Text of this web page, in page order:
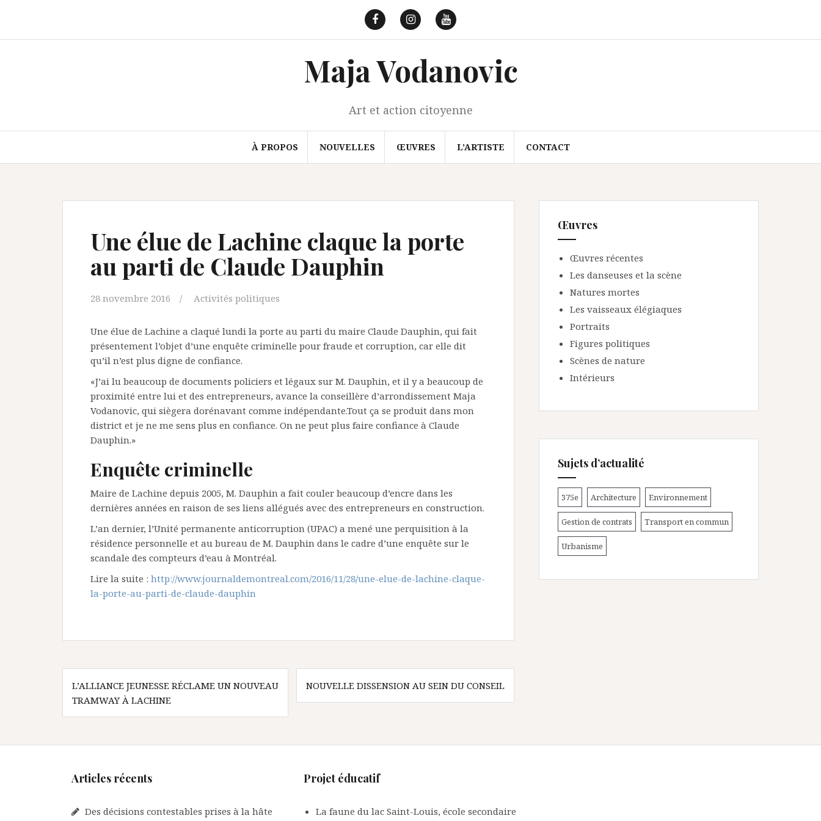
contenu
FacebookInstagramYoutube
Maja Vodanovic
Art et action citoyenne
À PROPOS NOUVELLES ŒUVRES L’ARTISTE CONTACT
Une élue de Lachine claque la porte
au parti de Claude Dauphin
28 novembre 2016 Activités politiques
Une élue de Lachine a claqué lundi la porte au parti du maire Claude Dauphin­­, qui fait
présentement l’objet d’une enquête criminelle pour fraude et corruption, car elle dit
qu’il n’est plus digne de confiance.
«J’ai lu beaucoup de documents policiers et légaux sur M. Dauphin, et il y a beaucoup de
proximité entre lui et des entrepreneurs, avance la conseillère d’arrondissement­­ Maja
Vodanovic, qui siègera dorénavant comme indépendante.Tout ça se produit dans mon
district et je ne me sens plus en confiance. On ne peut plus faire confiance à Claude
Dauphin.»
Enquête criminelle
Maire de Lachine depuis 2005, M. Dauphin a fait couler beaucoup d’encre dans les
dernières années en raison de ses liens allégués avec des entrepreneurs en construction.
L’an dernier, l’Unité permanente anticorruption­­ (UPAC) a mené une perquisition à la
résidence personnelle et au bureau de M. Dauphin dans le cadre­­ d’une enquête sur le
scandale des compteurs d’eau à Montréal.
Lire la suite : http://www.journaldemontreal.com/2016/11/28/une-elue-de-lachine-claque-
la-porte-au-parti-de-claude-dauphin
Navigation
de
l’article
L’ALLIANCE JEUNESSE RÉCLAME UN NOUVEAU
TRAMWAY À LACHINE
NOUVELLE DISSENSION AU SEIN DU CONSEIL
Œuvres
Œuvres récentes
Les danseuses et la scène
Natures mortes
Les vaisseaux élégiaques
Portraits
Figures politiques
Scènes de nature
Intérieurs
Sujets d’actualité
375e Architecture Environnement
Gestion de contrats Transport en commun
Urbanisme
Articles récents
Des décisions contestables prises à la hâte
Projet éducatif
La faune du lac Saint-Louis, école secondaire